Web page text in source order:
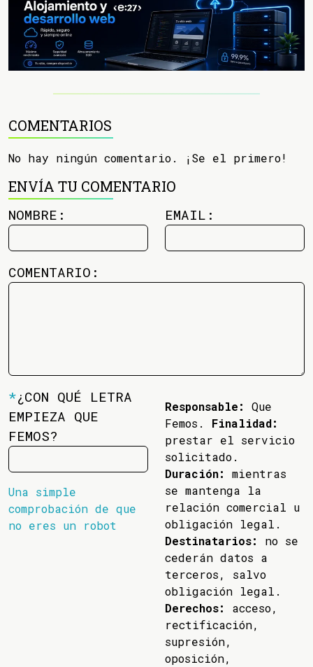
COMENTARIOS
No hay ningún comentario. ¡Se el primero!
ENVÍA TU COMENTARIO
NOMBRE: EMAIL:
COMENTARIO:
*¿CON QUÉ LETRA
EMPIEZA QUE
FEMOS?
Una simple
comprobación de que
no eres un robot
Responsable:
Que
Femos. Finalidad:
prestar el servicio
solicitado.
Duración:
mientras
se mantenga la
relación comercial u
obligación legal.
Destinatarios:
no se
cederán datos a
terceros, salvo
obligación legal.
Derechos:
acceso,
rectificación,
supresión,
oposición,